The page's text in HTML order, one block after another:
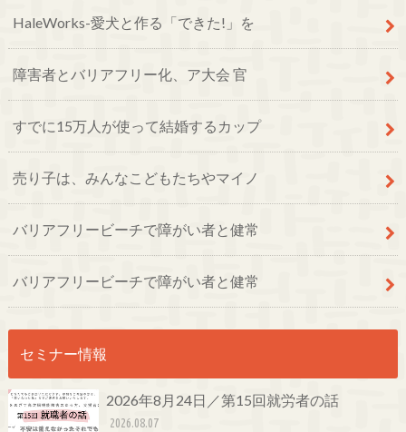
HaleWorks-愛犬と作る「できた!」を
障害者とバリアフリー化、ア大会 官
すでに15万人が使って結婚するカップ
売り子は、みんなこどもたちやマイノ
バリアフリービーチで障がい者と健常
バリアフリービーチで障がい者と健常
セミナー情報
2026年8月24日／第15回就労者の話
2026.08.07